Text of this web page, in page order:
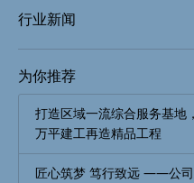
行业新闻
为你推荐
打造区域一流综合服务基地
万平建工再造精品工程
匠心筑梦 笃行致远 ——公司